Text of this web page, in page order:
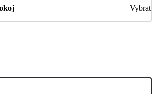
Vybrat